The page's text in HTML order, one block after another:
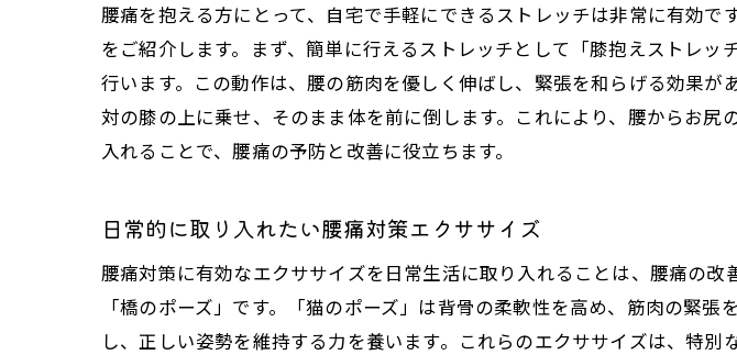
橋のポーズを日常
橋のポーズを応用
腰痛に悩む人におすす
腰に優しいダンス
毎日続けるための
腰痛を抱える方にとって、自宅で手軽にできるストレッチは非常に有効
をご紹介します。まず、簡単に行えるストレッチとして「膝抱えストレ
行います。この動作は、腰の筋肉を優しく伸ばし、緊張を和らげる効果
対の膝の上に乗せ、そのまま体を前に倒します。これにより、腰からお
入れることで、腰痛の予防と改善に役立ちます。
日常的に取り入れたい腰痛対策エクササイズ
腰痛対策に有効なエクササイズを日常生活に取り入れることは、腰痛の
「橋のポーズ」です。「猫のポーズ」は背骨の柔軟性を高め、筋肉の緊
し、正しい姿勢を維持する力を養います。これらのエクササイズは、特